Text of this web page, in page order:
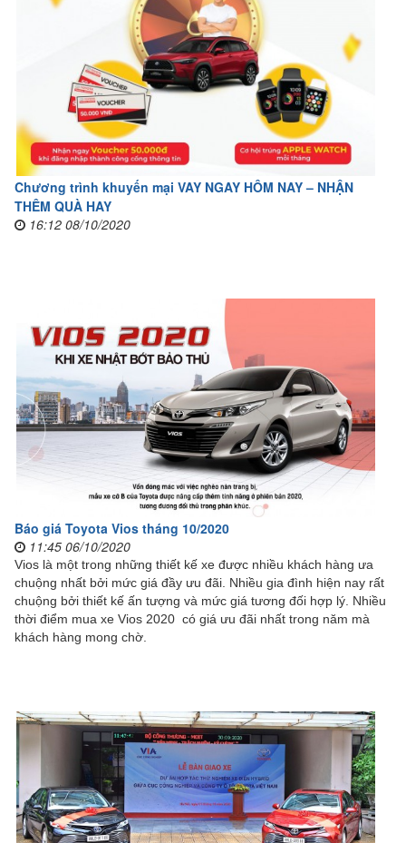
Chương trình khuyến mại VAY NGAY HÔM NAY – NHẬN
THÊM QUÀ HAY
16:12 08/10/2020
Báo giá Toyota Vios tháng 10/2020
11:45 06/10/2020
Vios là một trong những thiết kế xe được nhiều khách hàng ưa
chuộng nhất bởi mức giá đầy ưu đãi. Nhiều gia đình hiện nay rất
chuộng bởi thiết kế ấn tượng và mức giá tương đối hợp lý. Nhiều
thời điểm mua xe Vios 2020 có giá ưu đãi nhất trong năm mà
khách hàng mong chờ.